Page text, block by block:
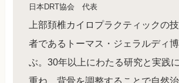
日本DRT協会 代表
上部頚椎カイロプラクティックの
者であるトーマス・ジェラルディ
ぶ。30年以上にわたる研究と実践
重ね、背骨を調整することで自然